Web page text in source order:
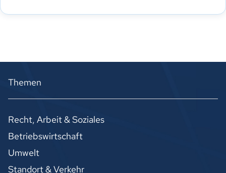
Themen
Recht, Arbeit & Soziales
Betriebswirtschaft
Umwelt
Standort & Verkehr